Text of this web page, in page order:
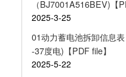
（BJ7001A516BEV)【
2025-3-25
01动力蓄电池拆卸信息
-37度电)【PDF file】
2025-5-22